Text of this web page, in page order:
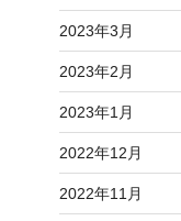
2023年3月
2023年2月
2023年1月
2022年12月
2022年11月